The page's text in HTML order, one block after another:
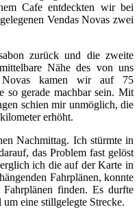
Cafe entdeckten wir bei
Vendas Novas zwei
zurück und die zweite
Nähe des von uns
Novas kamen wir auf 75
so gerade machbar sein. Mit
schien mir unmöglich, die
erhöht.
Nachmittag. Ich stürmte in
das Problem fast gelöst
ich die auf der Karte in
Fahrplänen, konnte
finden. Es durfte
eine stillgelegte Strecke.